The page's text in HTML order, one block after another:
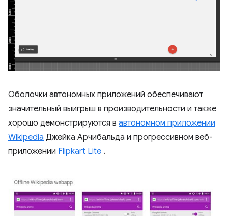
Оболочки автономных приложений обеспечивают
значительный выигрыш в производительности и также
хорошо демонстрируются в автономном приложении
Wikipedia Джейка Арчибальда и прогрессивном веб-
приложении Flipkart Lite .